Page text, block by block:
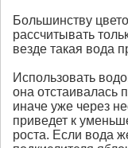
Большинству
рассчитывать
везде такая вода
Использовать
она отстаивалась
иначе уже через
приведет к
роста. Если вода